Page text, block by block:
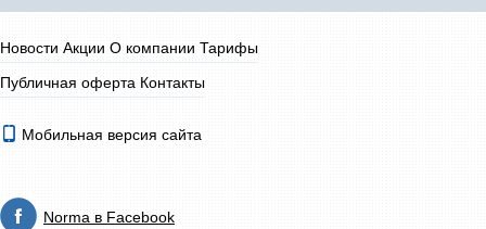
Новости Акции О компании Тарифы
Публичная оферта Контакты
Мобильная версия сайта
Norma в Facebook